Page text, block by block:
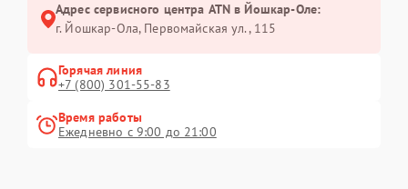
Адрес сервисного центра ATN в Йошкар-Оле:
г. Йошкар-Ола, Первомайская ул., 115
Горячая линия
+7 (800) 301-55-83
Время работы
Ежедневно с 9:00 до 21:00